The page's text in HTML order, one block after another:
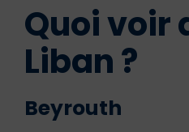
Quoi voir
Liban ?
Beyrouth